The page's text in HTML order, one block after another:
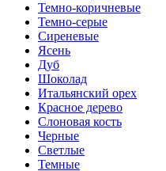
Темно-коричневые
Темно-серые
Сиреневые
Ясень
Дуб
Шоколад
Итальянский орех
Красное дерево
Слоновая кость
Черные
Светлые
Темные